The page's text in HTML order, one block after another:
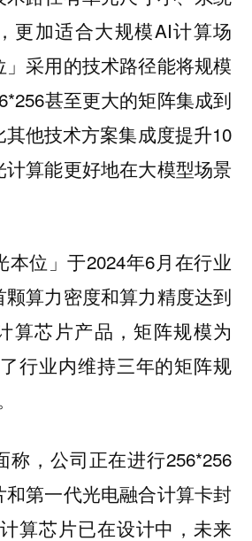
更加适合大规模AI计算场
采用的技术路径能将规模
甚至更大的矩阵集成到
他技术方案集成度提升10
算能更好地在大模型场景
本位」于2024年6月在行业
算力密度和算力精度达到
算芯片产品，矩阵规模为
行业内维持三年的矩阵规
称，公司正在进行256*256
第一代光电融合计算卡封
算芯片已在设计中，未来